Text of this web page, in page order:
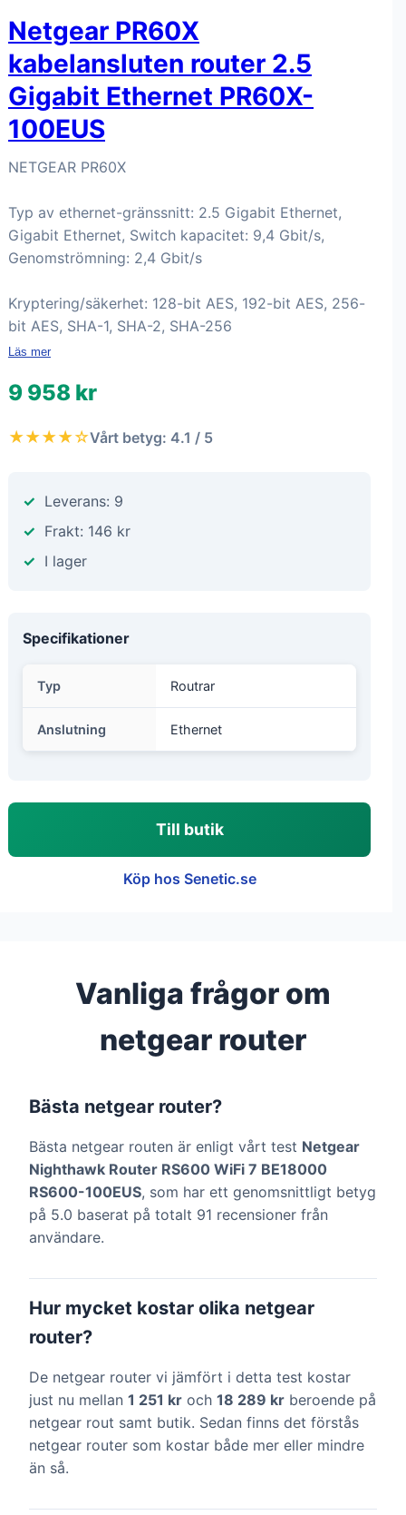
Netgear PR60X
kabelansluten router 2.5
Gigabit Ethernet PR60X-
100EUS
NETGEAR PR60X
Typ av ethernet-gränssnitt: 2.5 Gigabit Ethernet,
Gigabit Ethernet, Switch kapacitet: 9,4 Gbit/s,
Genomströmning: 2,4 Gbit/s
Kryptering/säkerhet: 128-bit AES, 192-bit AES, 256-
bit AES, SHA-1, SHA-2, SHA-256
Läs mer
9 958 kr
★★★★☆Vårt betyg: 4.1 / 5
Leverans: 9
Frakt: 146 kr
I lager
Specifikationer
Typ Routrar
Anslutning Ethernet
Till butik
Köp hos Senetic.se
Vanliga frågor om
netgear router
Bästa netgear router?
Bästa netgear routen är enligt vårt test Netgear
Nighthawk Router RS600 WiFi 7 BE18000
RS600-100EUS, som har ett genomsnittligt betyg
på 5.0 baserat på totalt 91 recensioner från
användare.
Hur mycket kostar olika netgear
router?
De netgear router vi jämfört i detta test kostar
just nu mellan 1 251 kr och 18 289 kr beroende på
netgear rout samt butik. Sedan finns det förstås
netgear router som kostar både mer eller mindre
än så.